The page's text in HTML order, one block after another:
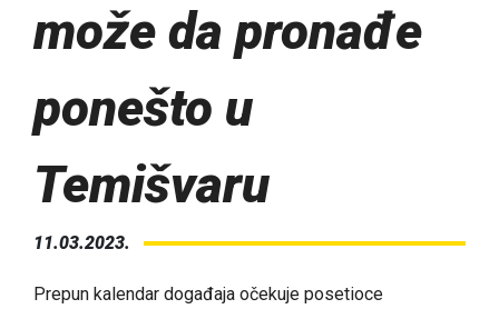
može da pronađe
ponešto u
Temišvaru
11.03.2023.
Prepun kalendar događaja očekuje posetioce